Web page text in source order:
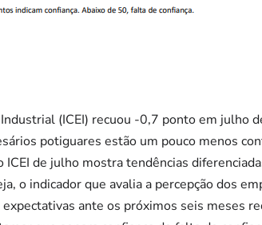
(ICEI) recuou -0,7 ponto em julho
potiguares estão um pouco menos
de julho mostra tendências
o indicador que avalia a percepção dos
ante os próximos seis meses